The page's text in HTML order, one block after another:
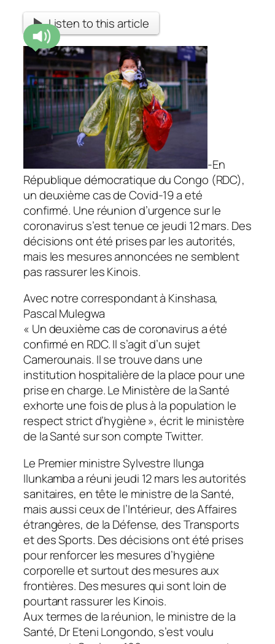
Listen to this article
-En
République démocratique du Congo (RDC),
un deuxième cas de Covid-19 a eté
confirmé. Une réunion d’urgence sur le
coronavirus s’est tenue ce jeudi 12 mars. Des
décisions ont été prises par les autorités,
mais les mesures annoncées ne semblent
pas rassurer les Kinois.
Avec notre correspondant à Kinshasa,
Pascal Mulegwa
« Un deuxième cas de coronavirus a été
confirmé en RDC. Il s’agit d’un sujet
Camerounais. Il se trouve dans une
institution hospitalière de la place pour une
prise en charge. Le Ministère de la Santé
exhorte une fois de plus à la population le
respect strict d’hygiène », écrit le ministère
de la Santé sur son compte Twitter.
Le Premier ministre Sylvestre Ilunga
Ilunkamba a réuni jeudi 12 mars les autorités
sanitaires, en tête le ministre de la Santé,
mais aussi ceux de l’Intérieur, des Affaires
étrangères, de la Défense, des Transports
et des Sports. Des décisions ont été prises
pour renforcer les mesures d’hygiène
corporelle et surtout des mesures aux
frontières. Des mesures qui sont loin de
pourtant rassurer les Kinois.
Aux termes de la réunion, le ministre de la
Santé, Dr Eteni Longondo, s’est voulu